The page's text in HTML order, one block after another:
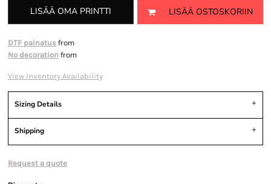
LISÄÄ OMA PRINTTI LISÄÄ OSTOSKORIIN
DTF painatus from
No decoration from
View Inventory Availability
Sizing Details
Shipping
Request a quote